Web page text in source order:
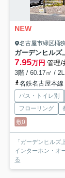
NEW
名古屋市緑区桶
ガーデンヒルズ
7.95万円 管理/
3階 / 60.17㎡ /
名鉄名古屋本
バス・トイレ別
フローリング
敷0
「ガーデンヒル
インターホン・オ
る